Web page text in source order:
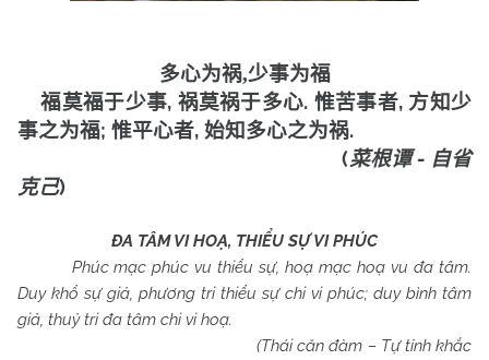
多心为祸,少事为福
福莫福于少事, 祸莫祸于多心. 惟苦事者, 方知少
事之为福; 惟平心者, 始知多心之为祸.
(菜根谭- 自省
克己)
ĐA TÂM VI HOẠ, THIỂU SỰ VI PHÚC
Phúc mạc phúc vu thiểu sự, hoạ mạc hoạ vu đa tâm.
Duy khổ sự giả, phương tri thiểu sự chi vi phúc; duy bình tâm
giả, thuỷ tri đa tâm chi vi hoạ.
(Thái căn đàm – Tự tỉnh khắc